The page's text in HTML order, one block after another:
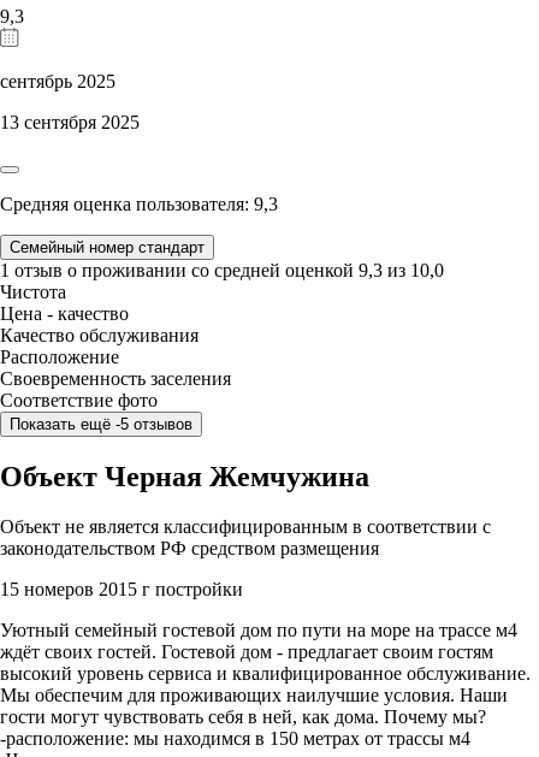
9,3
сентябрь 2025
13 сентября 2025
Средняя оценка пользователя: 9,3
Семейный номер стандарт
1 отзыв о проживании со средней оценкой 9,3 из 10,0
Чистота
Цена - качество
Качество обслуживания
Расположение
Своевременность заселения
Соответствие фото
Показать ещё -5 отзывов
Объект Черная Жемчужина
Объект не является классифицированным в соответствии с
законодательством РФ средством размещения
15 номеров 2015 г постройки
Уютный семейный гостевой дом по пути на море на трассе м4
ждёт своих гостей. Гостевой дом - предлагает своим гостям
высокий уровень сервиса и квалифицированное обслуживание.
Мы обеспечим для проживающих наилучшие условия. Наши
гости могут чувствовать себя в ней, как дома. Почему мы?
-​расположение: мы находимся в 150 метрах от трассы м4